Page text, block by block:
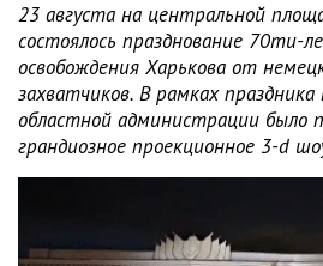
23 августа на центральной
состоялось празднование 70ти-
освобождения Харькова от
захватчиков. В рамках праздника
областной администрации было
грандиозное проекционное 3-d